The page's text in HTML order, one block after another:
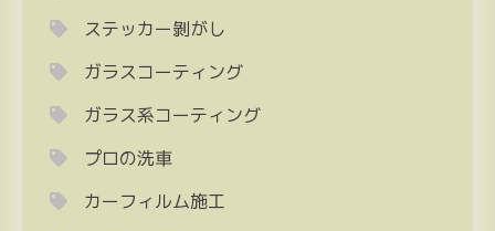
ステッカー剝がし
ガラスコーティング
ガラス系コーティング
プロの洗車
カーフィルム施工